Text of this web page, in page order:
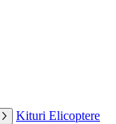
Kituri Elicoptere